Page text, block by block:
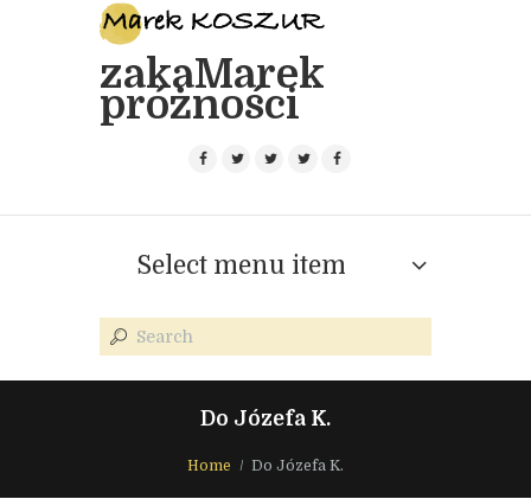
zakaMarek
próżności
Select menu item
Do Józefa K.
Home Do Józefa K.